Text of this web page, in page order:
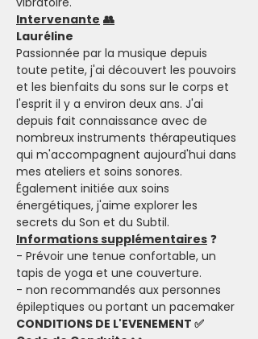
Intervenante 👥
Lauréline
Passionnée par la musique depuis
toute petite, j'ai découvert les pouvoirs
et les bienfaits du sons sur le corps et
l'esprit il y a environ deux ans. J'ai
depuis fait connaissance avec de
nombreux instruments thérapeutiques
qui m'accompagnent aujourd'hui dans
mes ateliers et soins sonores.
Également initiée aux soins
énergétiques, j'aime explorer les
secrets du Son et du Subtil.
Informations supplémentaires ❓
- Prévoir une tenue confortable, un
tapis de yoga et une couverture.
- non recommandés aux personnes
épileptiques ou portant un pacemaker
CONDITIONS DE L'EVENEMENT ✅